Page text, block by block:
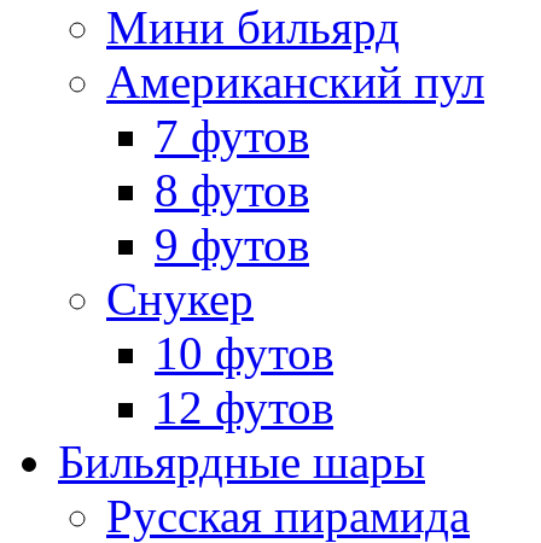
Мини бильярд
Американский пул
7 футов
8 футов
9 футов
Снукер
10 футов
12 футов
Бильярдные шары
Русская пирамида